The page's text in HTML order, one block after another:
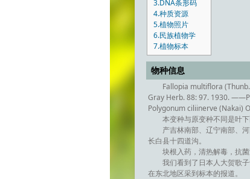
3.DNA条形码
4.种质资源
5.植物照片
6.民族植物学
7.植物标本
物种信息
Fallopia multiflora
Gray Herb. 88: 97. 1930.
Polygonum ciliinerve (Nakai)
本变种与原变种不同是叶
产吉林南部、辽宁南部、
长白县十四道沟。
块根入药，清热解毒，抗菌
我们看到了日本人大贺歌
在东北地区采到标本的报道。